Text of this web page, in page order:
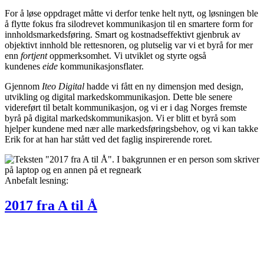
For å løse oppdraget måtte vi derfor tenke helt nytt, og løsningen ble
å flytte fokus fra silodrevet kommunikasjon til en smartere form for
innholdsmarkedsføring. Smart og kostnadseffektivt gjenbruk av
objektivt innhold ble rettesnoren, og plutselig var vi et byrå for mer
enn fortjentoppmerksomhet. Vi utviklet og styrte også
kundenes eide kommunikasjonsflater.
Gjennom Iteo Digital hadde vi fått en ny dimensjon med design,
utvikling og digital markedskommunikasjon. Dette ble senere
videreført til betalt kommunikasjon, og vi er i dag Norges fremste
byrå på digital markedskommunikasjon. Vi er blitt et byrå som
hjelper kundene med nær alle markedsføringsbehov, og vi kan takke
Erik for at han har stått ved det faglig inspirerende roret.
Anbefalt lesning:
2017 fra A til Å